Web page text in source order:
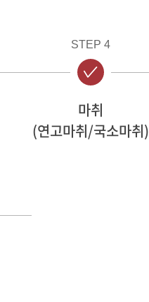
STEP 4
마취
(연고마취/국소마취)